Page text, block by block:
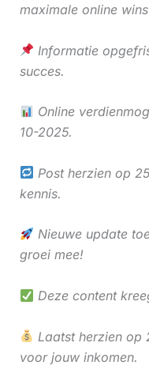
maximale online
Informatie
succes.
Online
10-2025.
Post herzien op
kennis.
Nieuwe update
groei mee!
Deze content
Laatst herzien op
voor jouw inkomen.